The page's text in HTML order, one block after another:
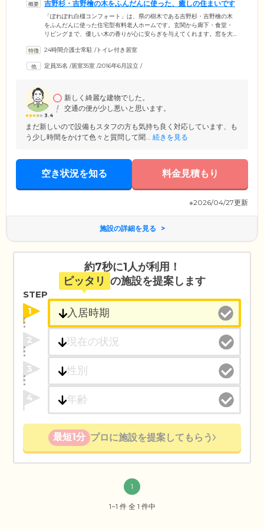
吉野杉・吉野檜の木をふんだんに使った、癒しの住まいです
「ぽれぽれ白橿コンフォート」は、県の樹木である吉野杉・吉野檜の木
をふんだんに使った住宅型有料老人ホームです。玄関から廊下・食堂・
リビングまで、優しい木の香りが心に安らぎを与えてくれます。窓を大
ることもポイントです。介護スタッフは24時間常駐。毎日の安否確認か
設のとなりには看護師が常駐する「ぽれぽれケアセンター白橿」があ
24時間介護士常駐 /トイレ付き居室
定員35名 /居室35室 /2016年6月設立 /
3.4
新しく綺麗な建物でした。
交通の便が少し悪いと思います。
まだ新しいので設備もスタフの方も気持ち良く対応しています、も
う少し時間をかけて色々と質問して聞... 続きを見る
空き状況を知る 料金見積もり
※2026/04/27更新
施設の詳細を見る
約7秒に1人が利用！
ピッタリ の施設を提案します
STEP
1
2
3
4
最短1分 プロに施設を提案してもらう
1
1~1 件 全 1 件中